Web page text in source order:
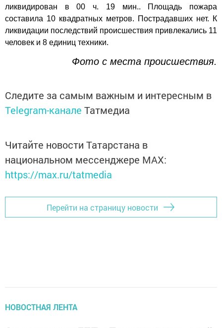
ликвидирован в 00 ч. 19 мин.. Площадь пожара
составила 10 квадратных метров. Пострадавших нет. К
ликвидации последствий происшествия привлекались 11
человек и 8 единиц техники.
Фото с места происшествия.
Следите за самым важным и интересным в
Telegram-канале Татмедиа
Читайте новости Татарстана в
национальном мессенджере MАХ:
https://max.ru/tatmedia
Перейти на страницу новости
НОВОСТНАЯ ЛЕНТА